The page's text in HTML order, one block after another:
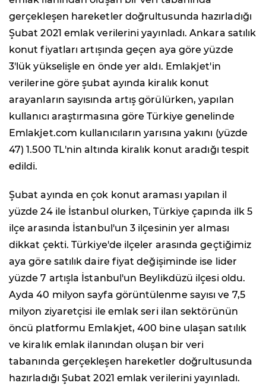
gerçekleşen hareketler doğrultusunda hazırladığı
Şubat 2021 emlak verilerini yayınladı. Ankara satılık
konut fiyatları artışında geçen aya göre yüzde
3'lük yükselişle en önde yer aldı. Emlakjet'in
verilerine göre şubat ayında kiralık konut
arayanların sayısında artış görülürken, yapılan
kullanıcı araştırmasına göre Türkiye genelinde
Emlakjet.com kullanıcıların yarısına yakını (yüzde
47) 1.500 TL'nin altında kiralık konut aradığı tespit
edildi.
Şubat ayında en çok konut araması yapılan il
yüzde 24 ile İstanbul olurken, Türkiye çapında ilk 5
ilçe arasında İstanbul'un 3 ilçesinin yer alması
dikkat çekti. Türkiye'de ilçeler arasında geçtiğimiz
aya göre satılık daire fiyat değişiminde ise lider
yüzde 7 artışla İstanbul'un Beylikdüzü ilçesi oldu.
Ayda 40 milyon sayfa görüntülenme sayısı ve 7,5
milyon ziyaretçisi ile emlak seri ilan sektörünün
öncü platformu Emlakjet, 400 bine ulaşan satılık
ve kiralık emlak ilanından oluşan bir veri
tabanında gerçekleşen hareketler doğrultusunda
hazırladığı Şubat 2021 emlak verilerini yayınladı.